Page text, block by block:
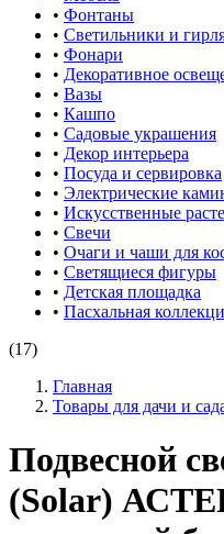
• Фонтаны
• Светильники и
• Фонари
• Декоративное
• Вазы
• Кашпо
• Садовые украшения
• Декор интерьера
• Посуда и сервировка
• Электрические
• Искусственные
• Свечи
• Очаги и чаши для
• Светящиеся фигуры
• Детская площадка
• Пасхальная
(17)
Главная
Товары для дачи и
Подвесной
(Solar)